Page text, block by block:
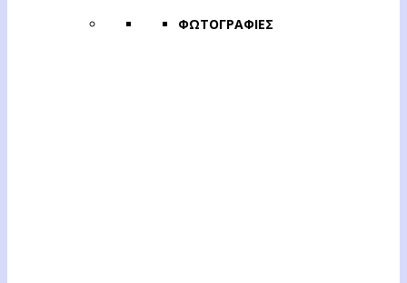
ΦΩΤΟΓΡΑΦΙΕΣ